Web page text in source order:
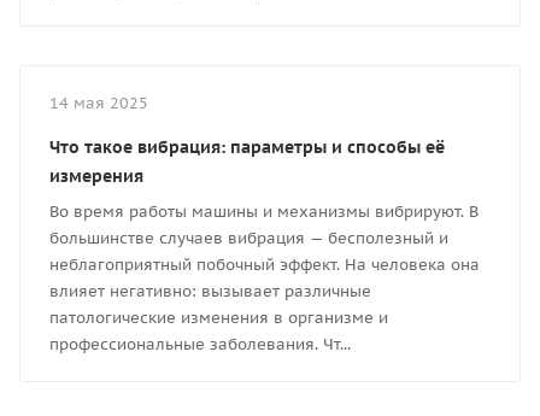
14 мая 2025
Что такое вибрация: параметры и способы её
измерения
Во время работы машины и механизмы вибрируют. В
большинстве случаев вибрация — бесполезный и
неблагоприятный побочный эффект. На человека она
влияет негативно: вызывает различные
патологические изменения в организме и
профессиональные заболевания. Чт...